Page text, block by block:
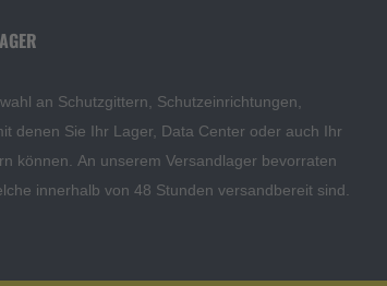
an Schutzgittern, Schutzeinrichtungen,
denen Sie Ihr Lager, Data Center oder auch Ihr
können. An unserem Versandlager bevorraten
innerhalb von 48 Stunden versandbereit sind.